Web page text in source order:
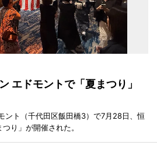
エドモントで「夏まつり」
ント（千代田区飯田橋3）で7月28日、恒
り」が開催された。